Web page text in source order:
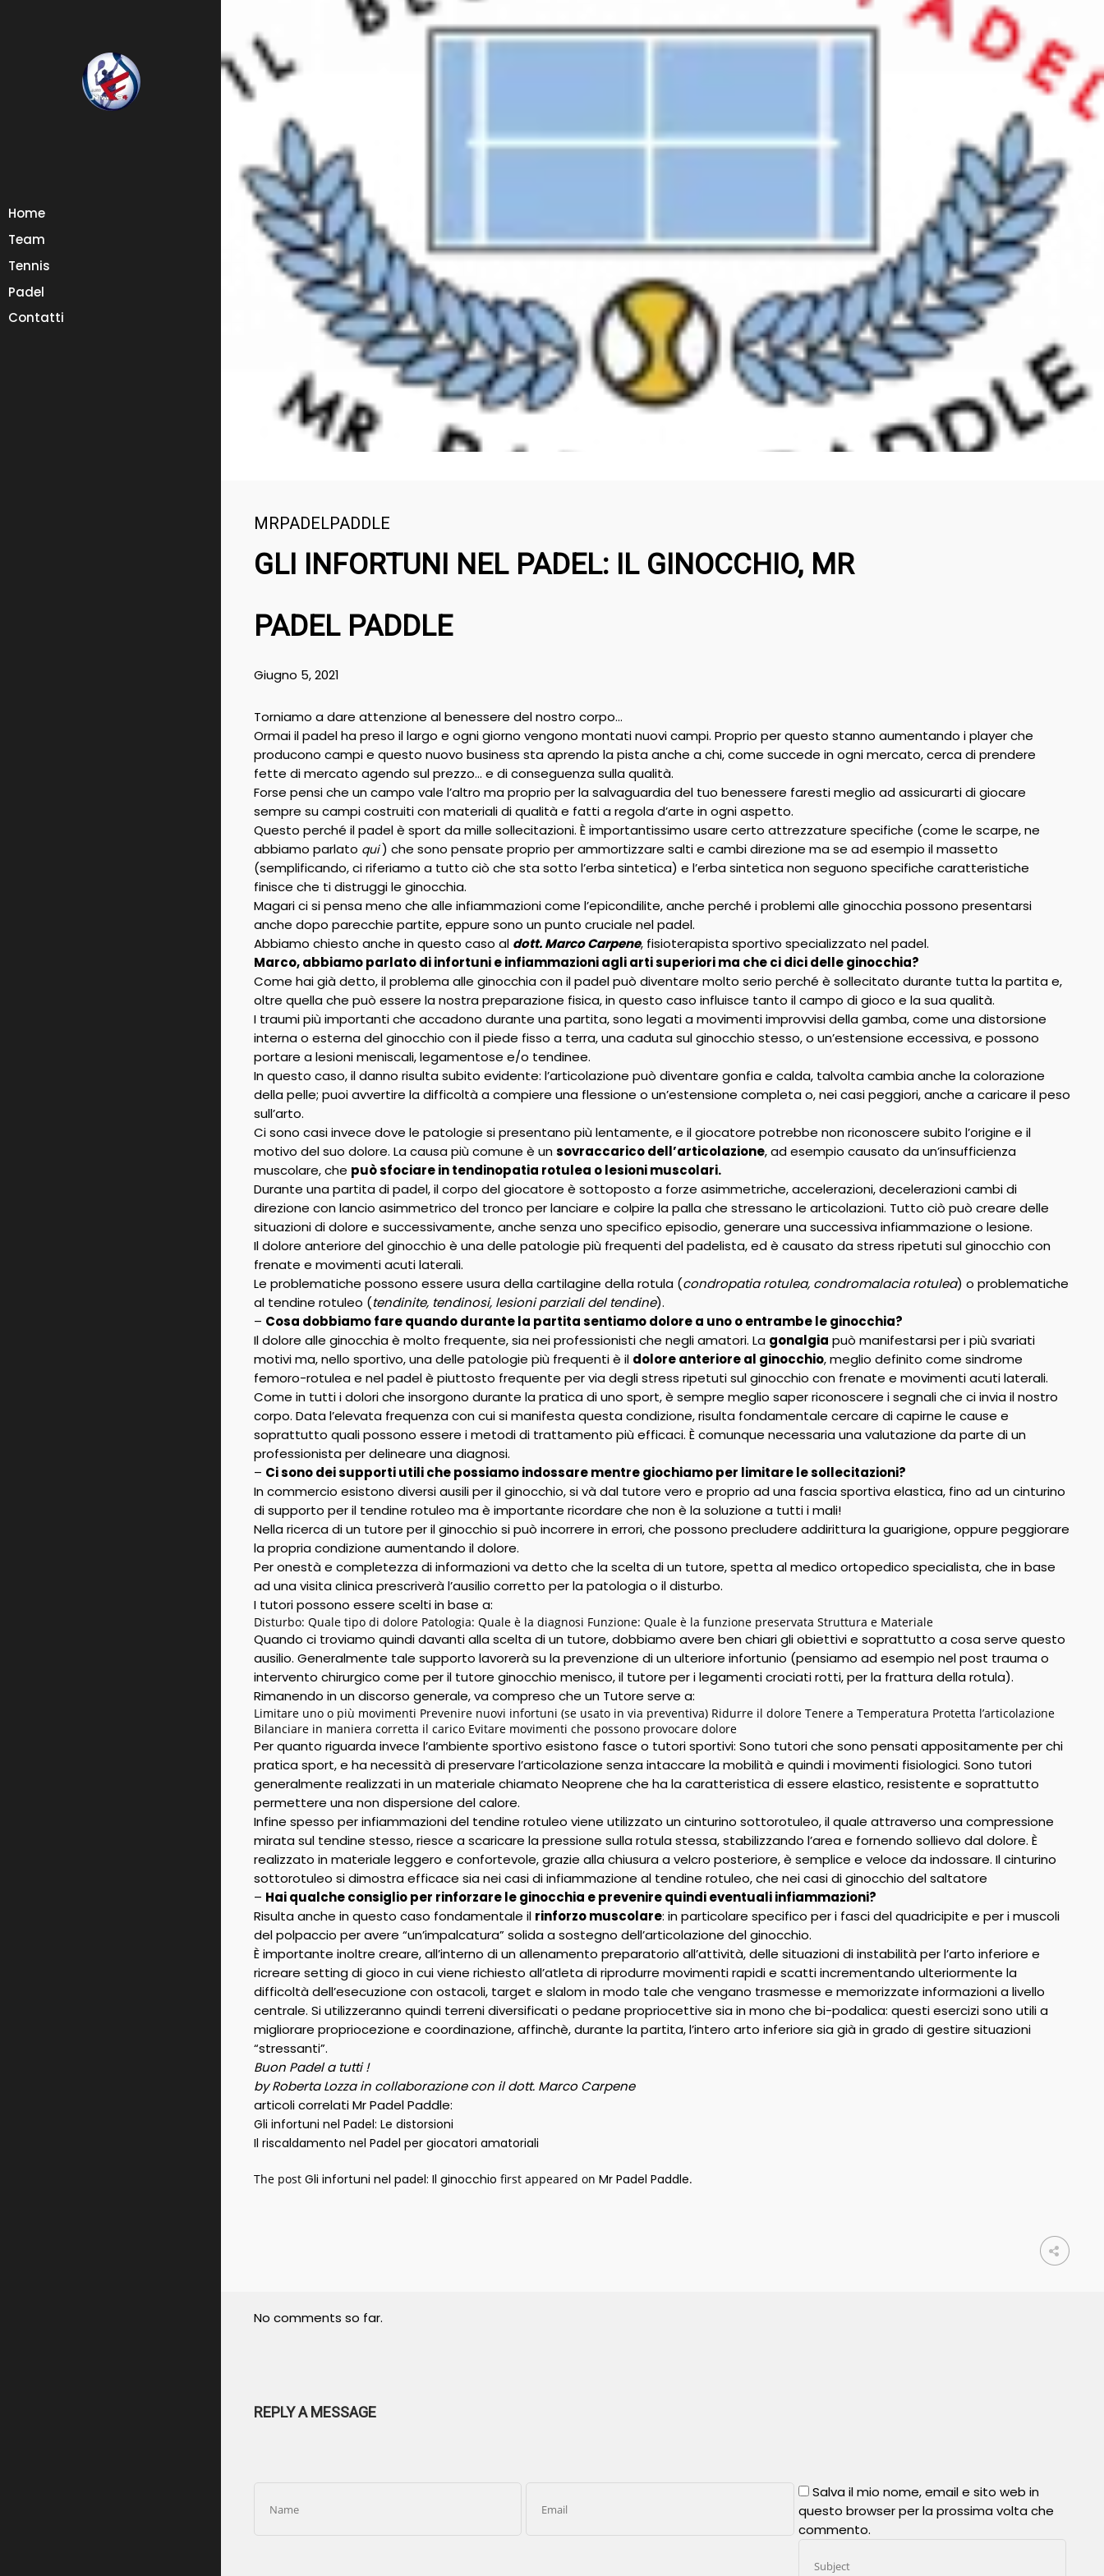
Home
Team
Tennis
Padel
Contatti
MRPADELPADDLE
GLI INFORTUNI NEL PADEL: IL GINOCCHIO, MR
PADEL PADDLE
Giugno 5, 2021
Torniamo a dare attenzione al benessere del nostro corpo…
Ormai il padel ha preso il largo e ogni giorno vengono montati nuovi campi. Proprio per questo stanno aumentando i player che
producono campi e questo nuovo business sta aprendo la pista anche a chi, come succede in ogni mercato, cerca di prendere
fette di mercato agendo sul prezzo… e di conseguenza sulla qualità.
Forse pensi che un campo vale l’altro ma proprio per la salvaguardia del tuo benessere faresti meglio ad assicurarti di giocare
sempre su campi costruiti con materiali di qualità e fatti a regola d’arte in ogni aspetto.
Questo perché il padel è sport da mille sollecitazioni. È importantissimo usare certo attrezzature specifiche (come le scarpe, ne
abbiamo parlato qui ) che sono pensate proprio per ammortizzare salti e cambi direzione ma se ad esempio il massetto
(semplificando, ci riferiamo a tutto ciò che sta sotto l’erba sintetica) e l’erba sintetica non seguono specifiche caratteristiche
finisce che ti distruggi le ginocchia.
Magari ci si pensa meno che alle infiammazioni come l’epicondilite, anche perché i problemi alle ginocchia possono presentarsi
anche dopo parecchie partite, eppure sono un punto cruciale nel padel.
Abbiamo chiesto anche in questo caso al dott. Marco Carpene, fisioterapista sportivo specializzato nel padel.
Marco, abbiamo parlato di infortuni e infiammazioni agli arti superiori ma che ci dici delle ginocchia?
Come hai già detto, il problema alle ginocchia con il padel può diventare molto serio perché è sollecitato durante tutta la partita e,
oltre quella che può essere la nostra preparazione fisica, in questo caso influisce tanto il campo di gioco e la sua qualità.
I traumi più importanti che accadono durante una partita, sono legati a movimenti improvvisi della gamba, come una distorsione
interna o esterna del ginocchio con il piede fisso a terra, una caduta sul ginocchio stesso, o un’estensione eccessiva, e possono
portare a lesioni meniscali, legamentose e/o tendinee.
In questo caso, il danno risulta subito evidente: l’articolazione può diventare gonfia e calda, talvolta cambia anche la colorazione
della pelle; puoi avvertire la difficoltà a compiere una flessione o un’estensione completa o, nei casi peggiori, anche a caricare il peso
sull’arto.
Ci sono casi invece dove le patologie si presentano più lentamente, e il giocatore potrebbe non riconoscere subito l’origine e il
motivo del suo dolore. La causa più comune è unsovraccarico dell’articolazione, ad esempio causato da un’insufficienza
muscolare, che può sfociare in tendinopatia rotulea o lesioni muscolari.
Durante una partita di padel, il corpo del giocatore è sottoposto a forze asimmetriche, accelerazioni, decelerazioni cambi di
direzione con lancio asimmetrico del tronco per lanciare e colpire la palla che stressano le articolazioni. Tutto ciò può creare delle
situazioni di dolore e successivamente, anche senza uno specifico episodio, generare una successiva infiammazione o lesione.
Il dolore anteriore del ginocchio è una delle patologie più frequenti del padelista, ed è causato da stress ripetuti sul ginocchio con
frenate e movimenti acuti laterali.
Le problematiche possono essere usura della cartilagine della rotula (condropatia rotulea, condromalacia rotulea) o problematiche
al tendine rotuleo (tendinite, tendinosi, lesioni parziali del tendine).
– Cosa dobbiamo fare quando durante la partita sentiamo dolore a uno o entrambe le ginocchia?
Il dolore alle ginocchia è molto frequente, sia nei professionisti che negli amatori. La gonalgia può manifestarsi per i più svariati
motivi ma, nello sportivo, una delle patologie più frequenti è il dolore anteriore al ginocchio, meglio definito come sindrome
femoro-rotulea e nel padel è piuttosto frequente per via degli stress ripetuti sul ginocchio con frenate e movimenti acuti laterali.
Come in tutti i dolori che insorgono durante la pratica di uno sport, è sempre meglio saper riconoscere i segnali che ci invia il nostro
corpo. Data l’elevata frequenza con cui si manifesta questa condizione, risulta fondamentale cercare di capirne le cause e
soprattutto quali possono essere i metodi di trattamento più efficaci. È comunque necessaria una valutazione da parte di un
professionista per delineare una diagnosi.
– Ci sono dei supporti utili che possiamo indossare mentre giochiamo per limitare le sollecitazioni?
In commercio esistono diversi ausili per il ginocchio, si và dal tutore vero e proprio ad una fascia sportiva elastica, fino ad un cinturino
di supporto per il tendine rotuleo ma è importante ricordare che non è la soluzione a tutti i mali!
Nella ricerca di un tutore per il ginocchio si può incorrere in errori, che possono precludere addirittura la guarigione, oppure peggiorare
la propria condizione aumentando il dolore.
Per onestà e completezza di informazioni va detto che la scelta di un tutore, spetta al medico ortopedico specialista, che in base
ad una visita clinica prescriverà l’ausilio corretto per la patologia o il disturbo.
I tutori possono essere scelti in base a:
Disturbo: Quale tipo di dolore Patologia: Quale è la diagnosi Funzione: Quale è la funzione preservata Struttura e Materiale
Quando ci troviamo quindi davanti alla scelta di un tutore, dobbiamo avere ben chiari gli obiettivi e soprattutto a cosa serve questo
ausilio. Generalmente tale supporto lavorerà su la prevenzione di un ulteriore infortunio (pensiamo ad esempio nel post trauma o
intervento chirurgico come per il tutore ginocchio menisco, il tutore per i legamenti crociati rotti, per la frattura della rotula).
Rimanendo in un discorso generale, va compreso che un Tutore serve a:
Limitare uno o più movimenti Prevenire nuovi infortuni (se usato in via preventiva) Ridurre il dolore Tenere a Temperatura Protetta l’articolazione
Bilanciare in maniera corretta il carico Evitare movimenti che possono provocare dolore
Per quanto riguarda invece l’ambiente sportivo esistono fasce o tutori sportivi: Sono tutori che sono pensati appositamente per chi
pratica sport, e ha necessità di preservare l’articolazione senza intaccare la mobilità e quindi i movimenti fisiologici. Sono tutori
generalmente realizzati in un materiale chiamato Neoprene che ha la caratteristica di essere elastico, resistente e soprattutto
permettere una non dispersione del calore.
Infine spesso per infiammazioni del tendine rotuleo viene utilizzato un cinturino sottorotuleo, il quale attraverso una compressione
mirata sul tendine stesso, riesce a scaricare la pressione sulla rotula stessa, stabilizzando l’area e fornendo sollievo dal dolore. È
realizzato in materiale leggero e confortevole, grazie alla chiusura a velcro posteriore, è semplice e veloce da indossare. Il cinturino
sottorotuleo si dimostra efficace sia nei casi di infiammazione al tendine rotuleo, che nei casi di ginocchio del saltatore
– Hai qualche consiglio per rinforzare le ginocchia e prevenire quindi eventuali infiammazioni?
Risulta anche in questo caso fondamentale il rinforzo muscolare: in particolare specifico per i fasci del quadricipite e per i muscoli
del polpaccio per avere “un’impalcatura” solida a sostegno dell’articolazione del ginocchio.
È importante inoltre creare, all’interno di un allenamento preparatorio all’attività, delle situazioni di instabilità per l’arto inferiore e
ricreare setting di gioco in cui viene richiesto all’atleta di riprodurre movimenti rapidi e scatti incrementando ulteriormente la
difficoltà dell’esecuzione con ostacoli, target e slalom in modo tale che vengano trasmesse e memorizzate informazioni a livello
centrale. Si utilizzeranno quindi terreni diversificati o pedane propriocettive sia in mono che bi-podalica: questi esercizi sono utili a
migliorare propriocezione e coordinazione, affinchè, durante la partita, l’intero arto inferiore sia già in grado di gestire situazioni
“stressanti”.
Buon Padel a tutti !
by Roberta Lozza in collaborazione con il dott. Marco Carpene
articoli correlati Mr Padel Paddle:
Gli infortuni nel Padel: Le distorsioni
Il riscaldamento nel Padel per giocatori amatoriali
The post Gli infortuni nel padel: Il ginocchio first appeared on Mr Padel Paddle.
No comments so far.
REPLY A MESSAGE
Salva il mio nome, email e sito web in
questo browser per la prossima volta che
commento.